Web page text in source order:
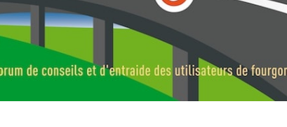
vans et de camping-car. Partagez votre expérience.